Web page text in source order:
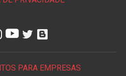
PARA EMPRESAS